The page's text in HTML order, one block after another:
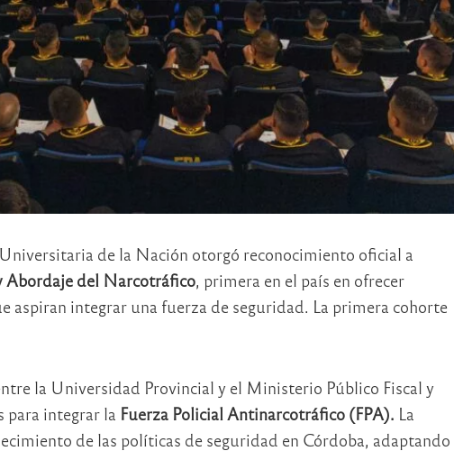
de la Nación otorgó reconocimiento oficial a
Abordaje del Narcotráfico, primera en el país en ofrecer
aspiran integrar una fuerza de seguridad. La primera cohorte
la Universidad Provincial y el Ministerio Público Fiscal y
para integrar la Fuerza Policial Antinarcotráfico (FPA). La
de las políticas de seguridad en Córdoba, adaptando